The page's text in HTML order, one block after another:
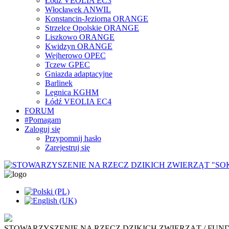
Włocławek ANWIL
Konstancin-Jeziorna ORANGE
Strzelce Opolskie ORANGE
Liszkowo ORANGE
Kwidzyn ORANGE
Wejherowo OPEC
Tczew GPEC
Gniazda adaptacyjne
Barlinek
Legnica KGHM
Łódź VEOLIA EC4
FORUM
#Pomagam
Zaloguj się
Przypomnij hasło
Zarejestruj się